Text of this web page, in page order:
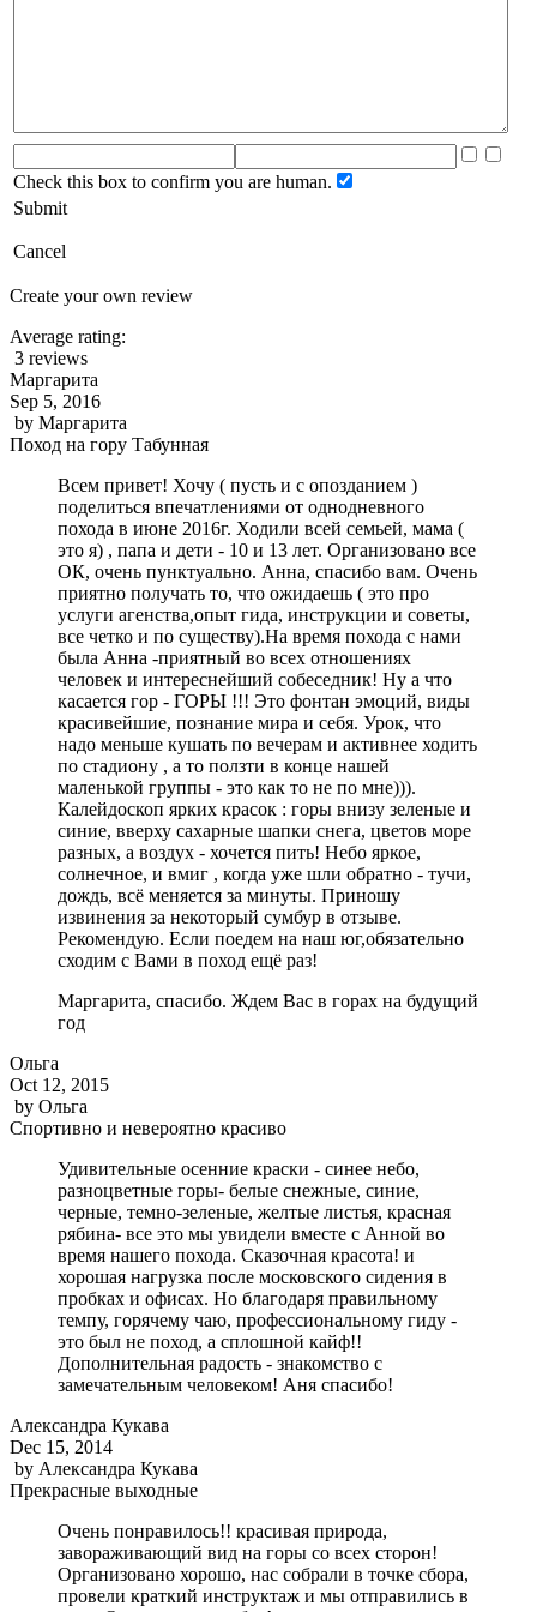
Check this box to confirm you are human.
Submit
Cancel
Create your own review
Average rating:
3 reviews
Маргарита
Sep 5, 2016
by Маргарита
Поход на гору Табунная
Всем привет! Хочу ( пусть и с опозданием )
поделиться впечатлениями от однодневного
похода в июне 2016г. Ходили всей семьей, мама (
это я) , папа и дети - 10 и 13 лет. Организовано все
ОК, очень пунктуально. Анна, спасибо вам. Очень
приятно получать то, что ожидаешь ( это про
услуги агенства,опыт гида, инструкции и советы,
все четко и по существу).На время похода с нами
была Анна -приятный во всех отношениях
человек и интереснейший собеседник! Ну а что
касается гор - ГОРЫ !!! Это фонтан эмоций, виды
красивейшие, познание мира и себя. Урок, что
надо меньше кушать по вечерам и активнее ходить
по стадиону , а то ползти в конце нашей
маленькой группы - это как то не по мне))).
Калейдоскоп ярких красок : горы внизу зеленые и
синие, вверху сахарные шапки снега, цветов море
разных, а воздух - хочется пить! Небо яркое,
солнечное, и вмиг , когда уже шли обратно - тучи,
дождь, всё меняется за минуты. Приношу
извинения за некоторый сумбур в отзыве.
Рекомендую. Если поедем на наш юг,обязательно
сходим с Вами в поход ещё раз!
Маргарита, спасибо. Ждем Вас в горах на будущий
год
Ольга
Oct 12, 2015
by Ольга
Спортивно и невероятно красиво
Удивительные осенние краски - синее небо,
разноцветные горы- белые снежные, синие,
черные, темно-зеленые, желтые листья, красная
рябина- все это мы увидели вместе с Анной во
время нашего похода. Сказочная красота! и
хорошая нагрузка после московского сидения в
пробках и офисах. Но благодаря правильному
темпу, горячему чаю, профессиональному гиду -
это был не поход, а сплошной кайф!!
Дополнительная радость - знакомство с
замечательным человеком! Аня спасибо!
Александра Кукава
Dec 15, 2014
by Александра Кукава
Прекрасные выходные
Очень понравилось!! красивая природа,
завораживающий вид на горы со всех сторон!
Организовано хорошо, нас собрали в точке сбора,
провели краткий инструктаж и мы отправились в